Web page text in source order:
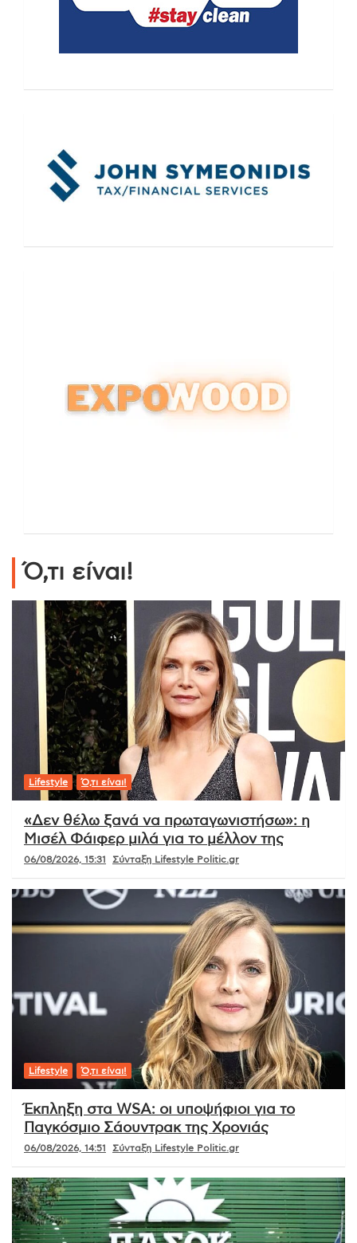
Ό,τι είναι!
Lifestyle Ό,τι είναι!
«Δεν θέλω ξανά να πρωταγωνιστήσω»: η
Μισέλ Φάιφερ μιλά για το μέλλον της
06/08/2026, 15:31 Σύνταξη Lifestyle Politic.gr
Lifestyle Ό,τι είναι!
Έκπληξη στα WSA: οι υποψήφιοι για το
Παγκόσμιο Σάουντρακ της Χρονιάς
06/08/2026, 14:51 Σύνταξη Lifestyle Politic.gr